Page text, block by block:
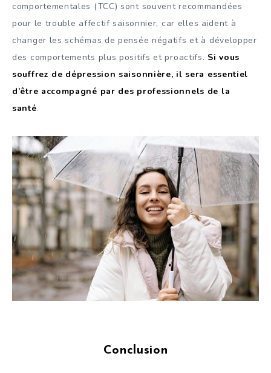
comportementales (TCC) sont souvent recommandées
pour le trouble affectif saisonnier, car elles aident à
changer les schémas de pensée négatifs et à développer
des comportements plus positifs et proactifs. Si vous
souffrez de dépression saisonnière, il sera essentiel
d’être accompagné par des professionnels de la
santé.
Conclusion